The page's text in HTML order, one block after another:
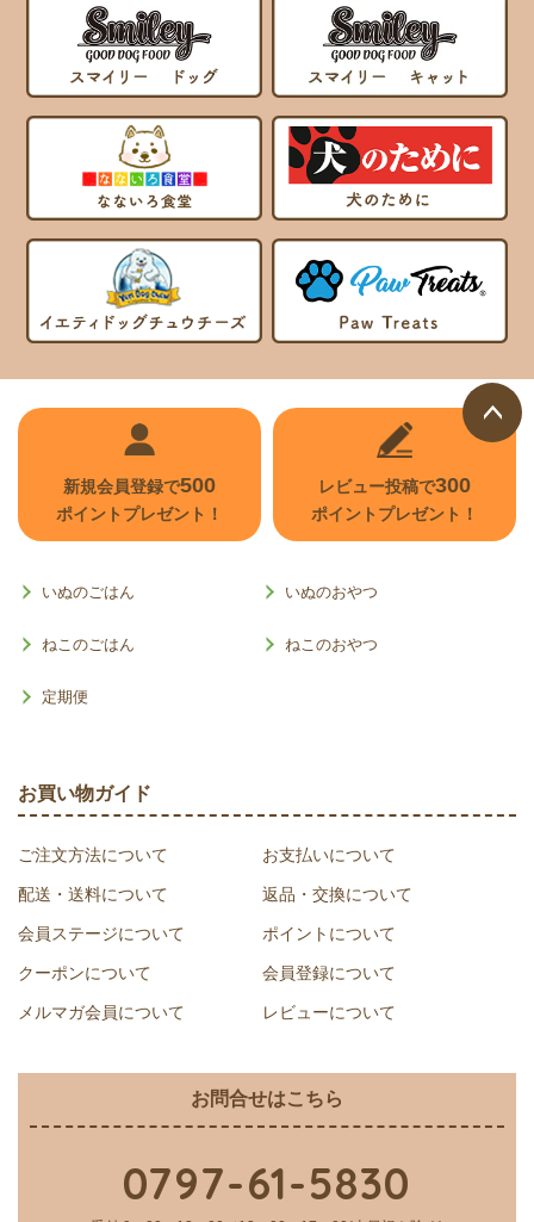
トップ
へ
新規会員登録で500
ポイントプレゼント！
レビュー投稿で300
ポイントプレゼント！
いぬのごはん いぬのおやつ
ねこのごはん ねこのおやつ
定期便
お買い物ガイド
ご注文方法について お支払いについて
配送・送料について 返品・交換について
会員ステージについて ポイントについて
クーポンについて 会員登録について
メルマガ会員について レビューについて
お問合せはこちら
0797-61-5830